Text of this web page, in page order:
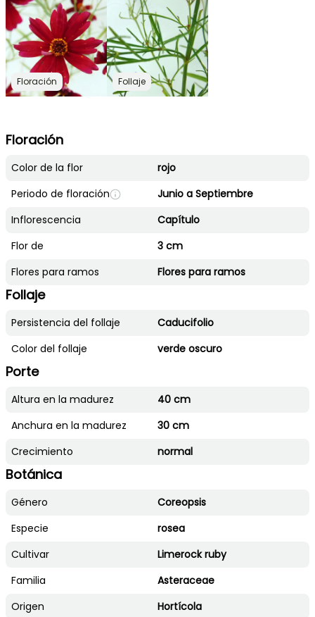
Floración Follaje
Floración
Color de la flor
rojo
Periodo de floración
Junio a Septiembre
Inflorescencia
Capítulo
Flor de
3 cm
Flores para ramos
Flores para ramos
Follaje
Persistencia del follaje
Caducifolio
Color del follaje
verde oscuro
Porte
Altura en la madurez
40 cm
Anchura en la madurez
30 cm
Crecimiento
normal
Botánica
Género
Coreopsis
Especie
rosea
Cultivar
Limerock ruby
Familia
Asteraceae
Origen
Hortícola